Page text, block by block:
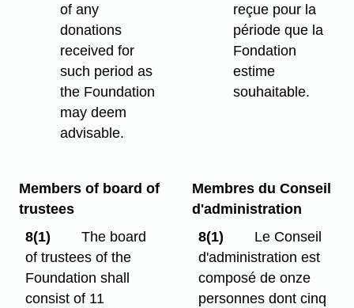
of any
donations
received for
such period as
the Foundation
may deem
advisable.
reçue pour la
période que la
Fondation
estime
souhaitable.
Members of board of
trustees
8(1)
The board
of trustees of the
Foundation shall
consist of 11
Membres du Conseil
d'administration
8(1)
Le Conseil
d'administration est
composé de onze
personnes dont cinq